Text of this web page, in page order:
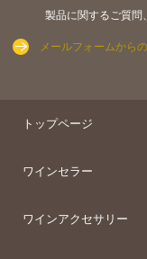
製品に関するご質問
メールフォームから
トップページ
ワインセラー
ワインアクセサリー